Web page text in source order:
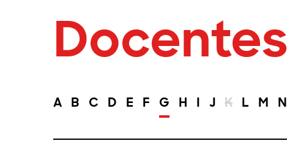
Docentes
A B C D E F G H I J K L M N